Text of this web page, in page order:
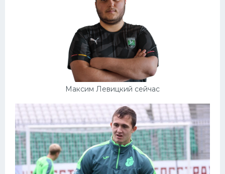
Максим Левицкий сейчас